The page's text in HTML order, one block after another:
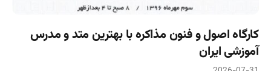
کارگاه اصول و فنون مذاکره با بهترین متد و مدرس
آموزشی ایران